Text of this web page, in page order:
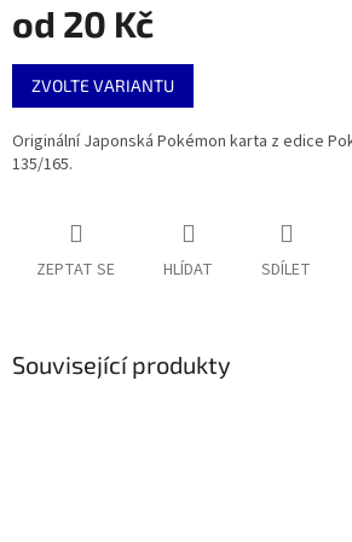
od 20 Kč
Měrná
cena:
ZVOLTE VARIANTU
Originální Japonská Pokémon karta z edice
135/165.
ZEPTAT SE HLÍDAT SDÍLET
Související produkty